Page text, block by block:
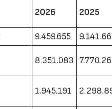
2026 2025
9.459.655
8.351.083
1.945.191